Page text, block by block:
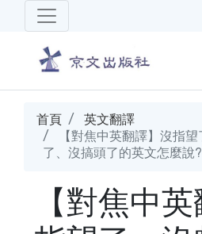
首頁
英文翻譯
【對焦中英翻譯】沒指
了、沒搞頭了的英文怎麼說?
【對焦中